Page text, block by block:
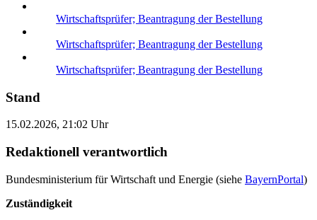
Wirtschaftsprüfer; Beantragung der Bestellung
Wirtschaftsprüfer; Beantragung der Bestellung
Wirtschaftsprüfer; Beantragung der Bestellung
Stand
15.02.2026, 21:02 Uhr
Redaktionell verantwortlich
Bundesministerium für Wirtschaft und Energie (siehe BayernPortal)
Zuständigkeit